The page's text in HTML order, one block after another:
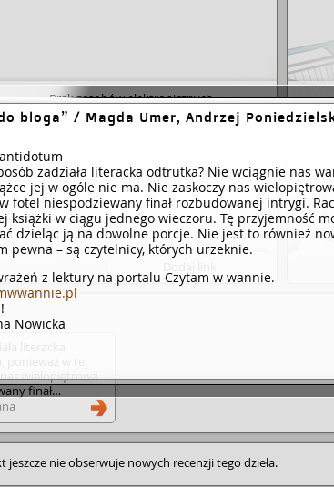
Brak zasobów elektronicznych
dla wybranego dzieła.
wielopiętrowa
finał
rzeczonej
można
Nie jest to
pewna – są
z lektury na
• Katarzyna
jeszcze nie obserwuje nowych recenzji tego dzieła.
bloga / Magda Umer, Andrzej
zadziała literacka odtrutka? Nie wciągnie nas
jej w ogóle nie ma. Nie zaskoczy nas
fotel niespodziewany finał rozbudowanej intrygi.
książki w ciągu jednego wieczoru. Tę przyjemność
dzieląc ją na dowolne porcje. Nie jest to również
pewna – są czytelnicy, których urzeknie.
z lektury na portalu Czytam w wannie.
Nowicka